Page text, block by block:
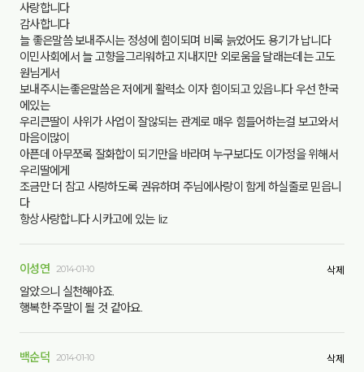
사랑합니다
감사합니다
늘 좋은말씀 보내주시는 정성에 힘이되며 비록 늙었어도 용기가 납니다
이민사회에서 늘 고향을그리워하고 지내지만 외로움을 달래는데는 고도
원님게서
보내주시는좋은말씀은 저에게 활력소 이자 힘이되고 있읍니다 우선 한국
에있는
우리큰딸이 사위가 사업이 잘않되는 관계로 매우 힘들어하는걸 보고와서
마음이많이
아픈데 아무쪼록 잘화합이 되기만을 바라며 누구보다도 이가정을 위해서
우리딸에게
조금만 더 참고 사랑하도록 권유하며 주님에사랑이 함게 하실줄로 믿읍니
다
항상사랑합니다 시카고에 있는 liz
이성연 2014-01-10 삭제
알았으니 실천해야죠.
행복한 주말이 될 것 같아요.
백순덕 2014-01-10 삭제